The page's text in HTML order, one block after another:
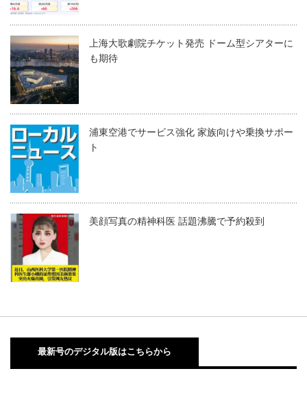
上海大歌劇院チケット発売 ドーム型シアターに
も期待
浦東空港でサービス強化 家族向けや乗換サポー
ト
美顔写真の精神科医 話題沸騰で予約殺到
最新号のデジタル版はこちらから